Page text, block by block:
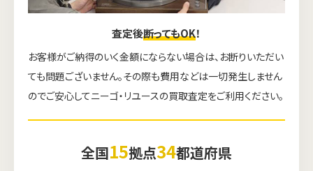
査定後断ってもOK！
お客様がご納得のいく金額にならない場合は、お断りいただい
ても問題ございません。その際も費用などは一切発生しません
のでご安心してニーゴ・リユースの買取査定をご利用ください。
全国15拠点34都道府県